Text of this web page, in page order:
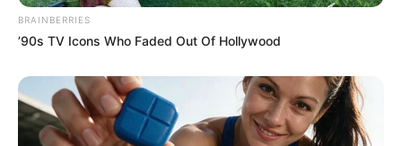
BRAINBERRIES
’90s TV Icons Who Faded Out Of Hollywood